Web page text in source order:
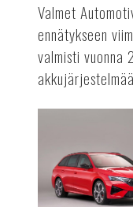
Valmet
ennätykseen
valmisti
vaikuttaa
rekisteröinteihin